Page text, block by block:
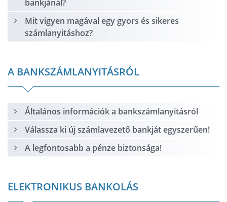
bankjánál?
Mit vigyen magával egy gyors és sikeres
számlanyitáshoz?
A BANKSZÁMLANYITÁSRÓL
Általános információk a bankszámlanyitásról
Válassza ki új számlavezető bankját egyszerűen!
A legfontosabb a pénze biztonsága!
ELEKTRONIKUS BANKOLÁS